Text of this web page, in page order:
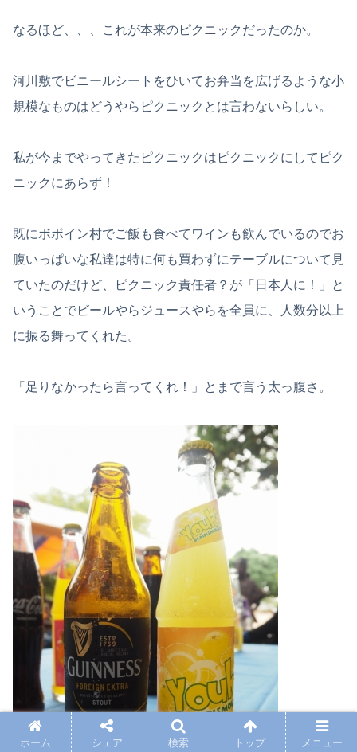
なるほど、、、これが本来のピクニックだったのか。
河川敷でビニールシートをひいてお弁当を広げるような小
規模なものはどうやらピクニックとは言わないらしい。
私が今までやってきたピクニックはピクニックにしてピク
ニックにあらず！
既にボボイン村でご飯も食べてワインも飲んでいるのでお
腹いっぱいな私達は特に何も買わずにテーブルについて見
ていたのだけど、ピクニック責任者？が「日本人に！」と
いうことでビールやらジュースやらを全員に、人数分以上
に振る舞ってくれた。
「足りなかったら言ってくれ！」とまで言う太っ腹さ。
ホーム シェア 検索 トップ メニュー